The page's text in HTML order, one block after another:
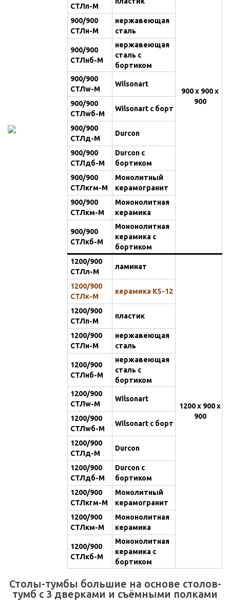
900 х 900 х
900
СТЛп-М
900/900
СТЛн-М
нержавеющая
сталь
900/900
СТЛнб-М
нержавеющая
сталь с
бортиком
900/900
СТЛw-М
Wilsonart
900/900
СТЛwб-М
Wilsonart с борт
900/900
СТЛд-М
Durcon
900/900
СТЛдб-М
Durcon с
бортиком
900/900
СТЛкгм-М
Монолитный
керамогранит
900/900
СТЛкм-М
Мононолитная
керамика
900/900
СТЛкб-М
Мононолитная
керамика с
бортиком
1200/900
СТЛл-М
ламинат
1200 х 900 х
900
1200/900
СТЛк-М
керамика KS-12
1200/900
СТЛп-М
пластик
1200/900
СТЛн-М
нержавеющая
сталь
1200/900
СТЛнб-М
нержавеющая
сталь с
бортиком
1200/900
СТЛw-М
Wilsonart
1200/900
СТЛwб-М
Wilsonart с борт
1200/900
СТЛд-М
Durcon
1200/900
СТЛдб-М
Durcon с
бортиком
1200/900
СТЛкгм-М
Монолитный
керамогранит
1200/900
СТЛкм-М
Мононолитная
керамика
1200/900
СТЛкб-М
Мононолитная
керамика с
бортиком
Столы-тумбы большие на основе столов-
тумб с 3 дверками и съёмными полками